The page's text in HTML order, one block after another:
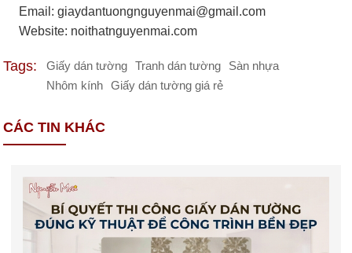
Email:giaydantuongnguyenmai@gmail.com
Website: noithatnguyenmai.com
Tags: Giấy dán tường Tranh dán tường
Sàn nhựa
Nhôm kính
Giấy dán tường giá rẻ
CÁC TIN KHÁC